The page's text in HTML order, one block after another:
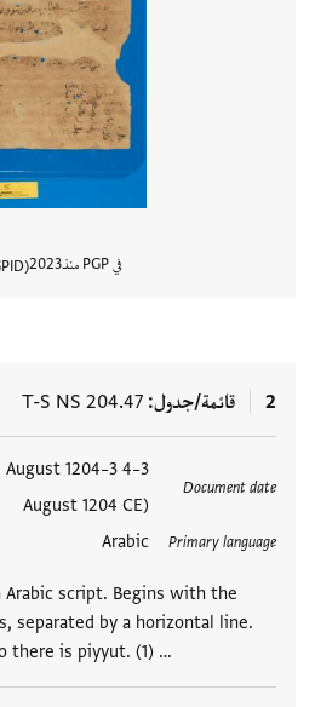
في PGP منذ 2023
2 قائمة/جدول T-S NS 204.47
Document date
August 1204–3
August 1204 CE)
Primary language
Arabic
script. Begins with the
separated by a horizontal line.
there is piyyut. (1) …